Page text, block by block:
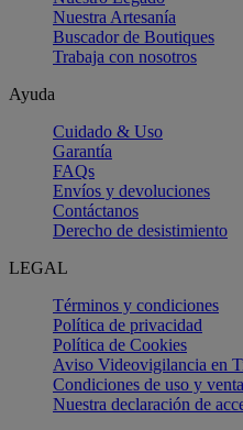
Nuestra Artesanía
Buscador de Boutiques
Trabaja con nosotros
Ayuda
Cuidado & Uso
Garantía
FAQs
Envíos y devoluciones
Contáctanos
Derecho de desistimiento
LEGAL
Términos y condiciones
Política de privacidad
Política de Cookies
Aviso Videovigilancia en
Condiciones de uso y
Nuestra declaración de